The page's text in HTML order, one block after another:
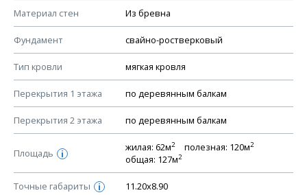
Материал стен Из бревна
Фундамент свайно-ростверковый
Тип кровли мягкая кровля
Перекрытия 1 этажа по деревянным балкам
Перекрытия 2 этажа по деревянным балкам
Площадь i
жилая: 62м2 полезная: 120м2
общая: 127м2
Точные габариты i 11.20х8.90
КОНСТРУКТИВНЫЕ РЕШЕНИЯ (КР)
Ведомость рабочих чертежей основного комплекта КР
План фундамента
Устройство фундамента, спецификация материалов
Планы перекрытий этажей, спецификация элементов
Устройство перекрытий
Устройство стен
Спецификация материалов стен
Схема расположения лаг чердака (если есть)